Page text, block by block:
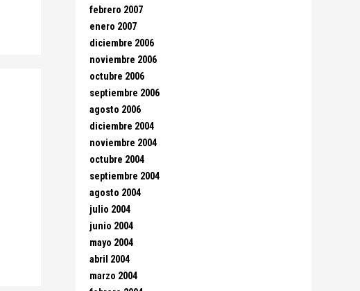
febrero 2007
enero 2007
diciembre 2006
noviembre 2006
octubre 2006
septiembre 2006
agosto 2006
diciembre 2004
noviembre 2004
octubre 2004
septiembre 2004
agosto 2004
julio 2004
junio 2004
mayo 2004
abril 2004
marzo 2004